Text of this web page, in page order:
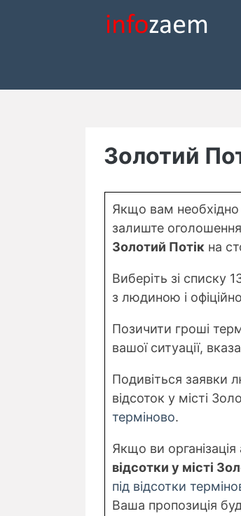
Золотий
Якщо вам необхідно
залиште
Золотий Потік на
Виберіть зі списку
з людиною і
Позичити гроші
вашої ситуації,
Подивіться заявки
відсоток у місті
терміново.
Якщо ви
відсотки у місті
під відсотки
Ваша пропозиція